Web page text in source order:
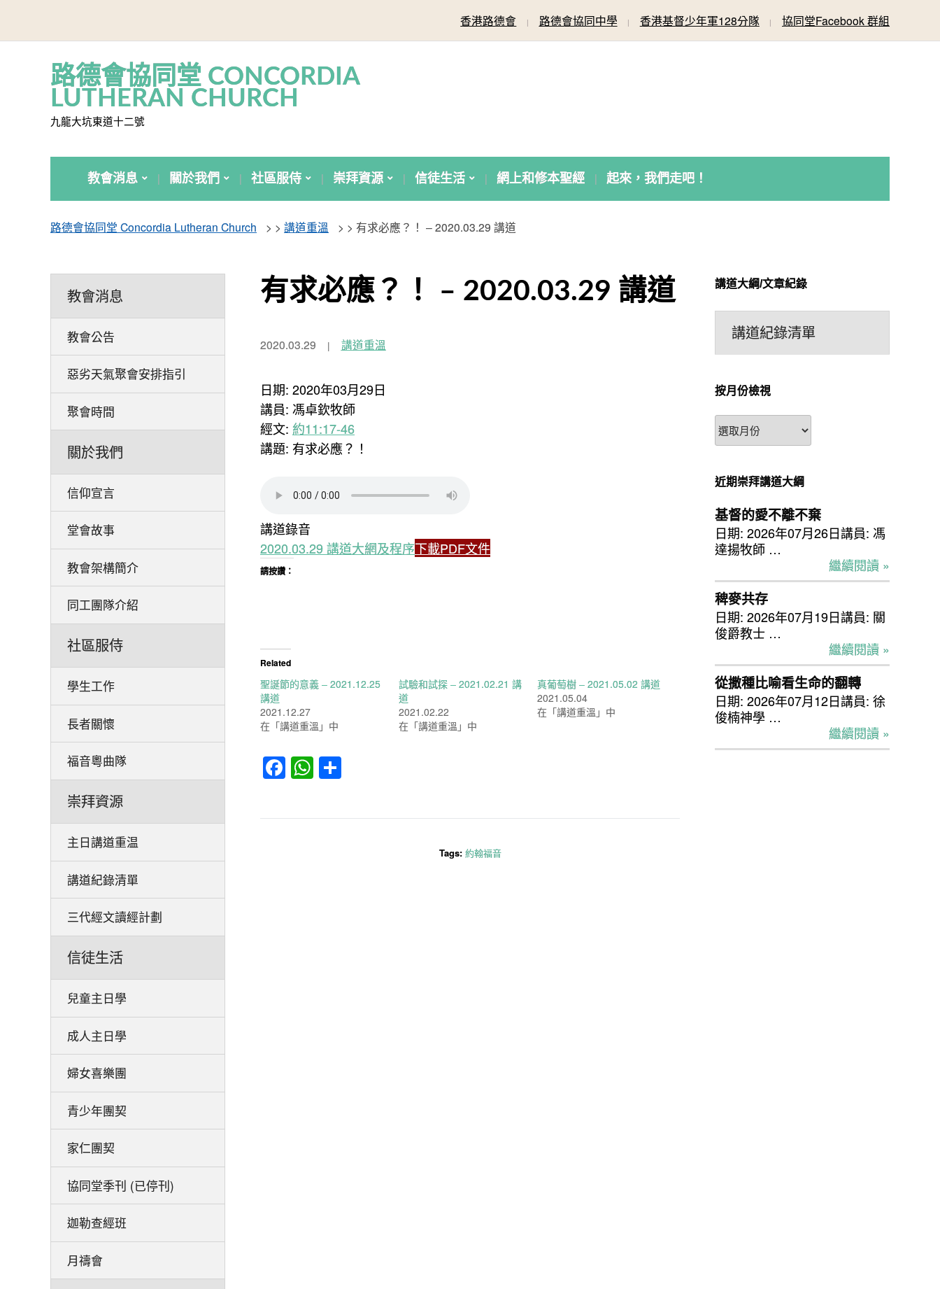
香港路德會 路德會協同中學 香港基督少年軍128分隊 協同堂Facebook 群組
路德會協同堂 CONCORDIA
LUTHERAN CHURCH
九龍大坑東道十二號
教會消息 關於我們 社區服侍 崇拜資源 信徒生活 網上和修本聖經 起來，我們走吧！
路德會協同堂 Concordia Lutheran Church > > 講道重溫 > > 有求必應？！ – 2020.03.29 講道
教會消息
教會公告
惡劣天氣聚會安排指引
聚會時間
關於我們
信仰宣言
堂會故事
教會架構簡介
同工團隊介紹
社區服侍
學生工作
長者關懷
福音粵曲隊
崇拜資源
主日講道重温
講道紀錄清單
三代經文讀經計劃
信徒生活
兒童主日學
成人主日學
婦女喜樂團
青少年團契
家仁團契
協同堂季刊 (已停刊)
迦勒查經班
月禱會
有求必應？！ – 2020.03.29 講道
2020.03.29 講道重溫
日期: 2020年03月29日
講員: 馮卓欽牧師
經文: 約11:17-46
講題: 有求必應？！
講道錄音
2020.03.29 講道大網及程序下載PDF文件
請按讚：
Related
聖誕節的意義 – 2021.12.25
講道
2021.12.27
在「講道重溫」中
試驗和試探 – 2021.02.21 講
道
2021.02.22
在「講道重溫」中
真葡萄樹 – 2021.05.02 講道
2021.05.04
在「講道重溫」中
Facebook
WhatsApp
Tags: 約翰福音
講道大綱/文章紀錄
講道紀錄清單
按月份檢視
按
月
視
近期崇拜講道大綱
基督的愛不離不棄
日期: 2026年07月26日講員: 馮
達揚牧師 …
繼續閱讀 »
稗麥共存
日期: 2026年07月19日講員: 關
俊爵教士 …
繼續閱讀 »
從撒種比喻看生命的翻轉
日期: 2026年07月12日講員: 徐
俊楠神學 …
繼續閱讀 »